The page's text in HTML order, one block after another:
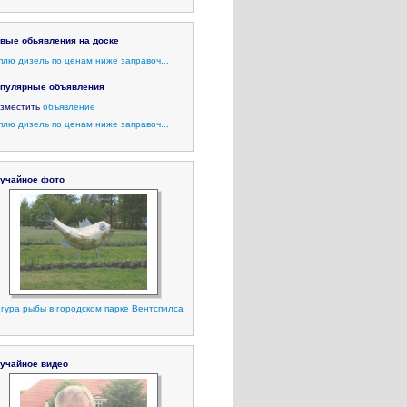
обьявления на доске
дизель по ценам ниже заправоч...
объявления
объявление
дизель по ценам ниже заправоч...
фото
рыбы в городском парке Вентспилса
видео